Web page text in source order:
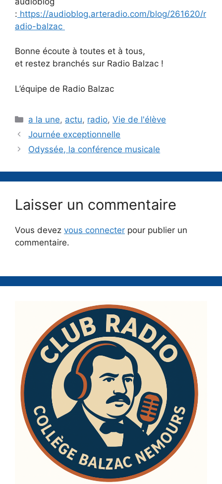
: https://audioblog.arteradio.com/blog/261620/r
adio-balzac
Bonne écoute à toutes et à tous,
et restez branchés sur Radio Balzac !
L’équipe de Radio Balzac
Catégories
a la une, actu, radio,Vie de l'élève
Journée exceptionnelle
Odyssée, la conférence musicale
Laisser un commentaire
Vous devez vous connecter pour publier un
commentaire.